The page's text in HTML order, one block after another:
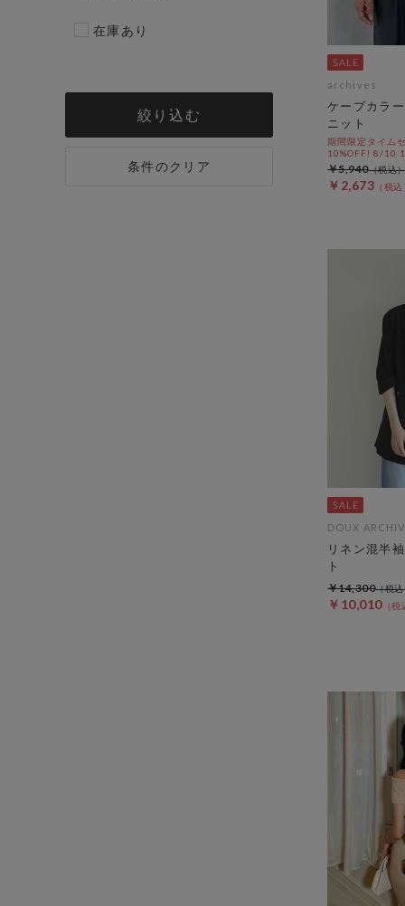
在庫あり
絞り込む
条件のクリア
archives
ケープカラ
ニット
期間限定タイム
10%OFF! 8/10
￥2,673
￥5,940
DOUX
リネン混半
ト
￥10,010
￥14,300